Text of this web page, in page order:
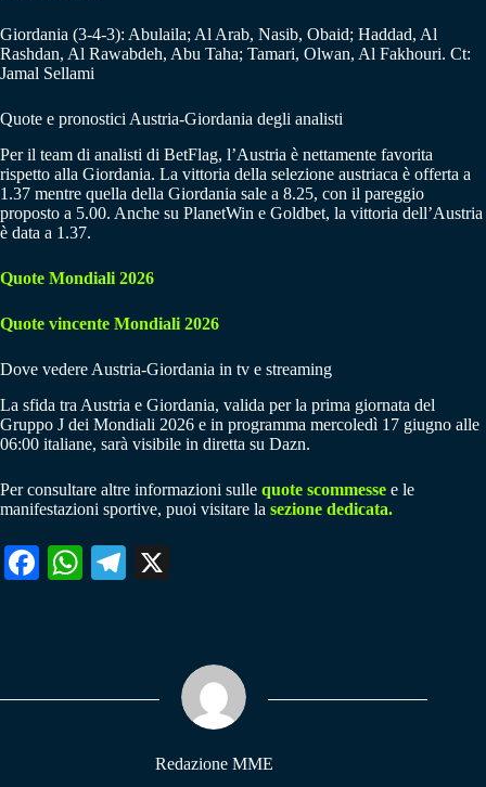
Giordania (3-4-3): Abulaila; Al Arab, Nasib, Obaid; Haddad, Al
Rashdan, Al Rawabdeh, Abu Taha; Tamari, Olwan, Al Fakhouri. Ct:
Jamal Sellami
Quote e pronostici Austria-Giordania degli analisti
Per il team di analisti di BetFlag, l’Austria è nettamente favorita
rispetto alla Giordania. La vittoria della selezione austriaca è offerta a
1.37 mentre quella della Giordania sale a 8.25, con il pareggio
proposto a 5.00. Anche su PlanetWin e Goldbet, la vittoria dell’Austria
è data a 1.37.
Quote Mondiali 2026
Quote vincente Mondiali 2026
Dove vedere Austria-Giordania in tv e streaming
La sfida tra Austria e Giordania, valida per la prima giornata del
Gruppo J dei Mondiali 2026 e in programma mercoledì 17 giugno alle
06:00 italiane, sarà visibile in diretta su Dazn.
Per consultare altre informazioni sulle quote scommesse e le
manifestazioni sportive, puoi visitare la sezione dedicata.
Fa W
pp
Te
m
Redazione MME